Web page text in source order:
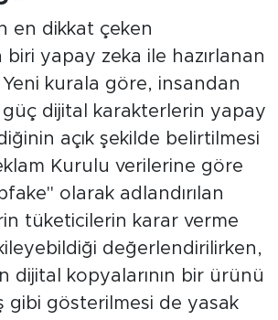
en dikkat çeken
biri yapay zeka ile hazırlanan
kurala göre, insandan
güç dijital karakterlerin yapay
açık şekilde belirtilmesi
Kurulu verilerine göre
olarak adlandırılan
tüketicilerin karar verme
değerlendirilirken,
dijital kopyalarının bir ürünü
gibi gösterilmesi de yasak